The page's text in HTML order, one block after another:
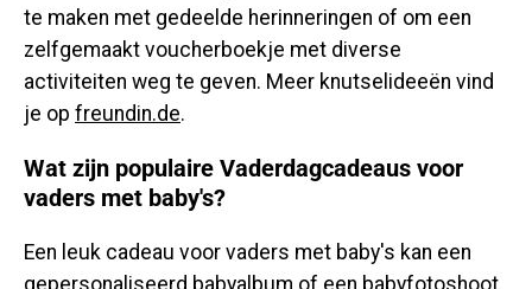
te maken met gedeelde herinneringen of om een ​​
zelfgemaakt voucherboekje met diverse
activiteiten weg te geven. Meer knutselideeën vind
je op freundin.de.
Wat zijn populaire Vaderdagcadeaus voor
vaders met baby's?
Een leuk cadeau voor vaders met baby's kan een